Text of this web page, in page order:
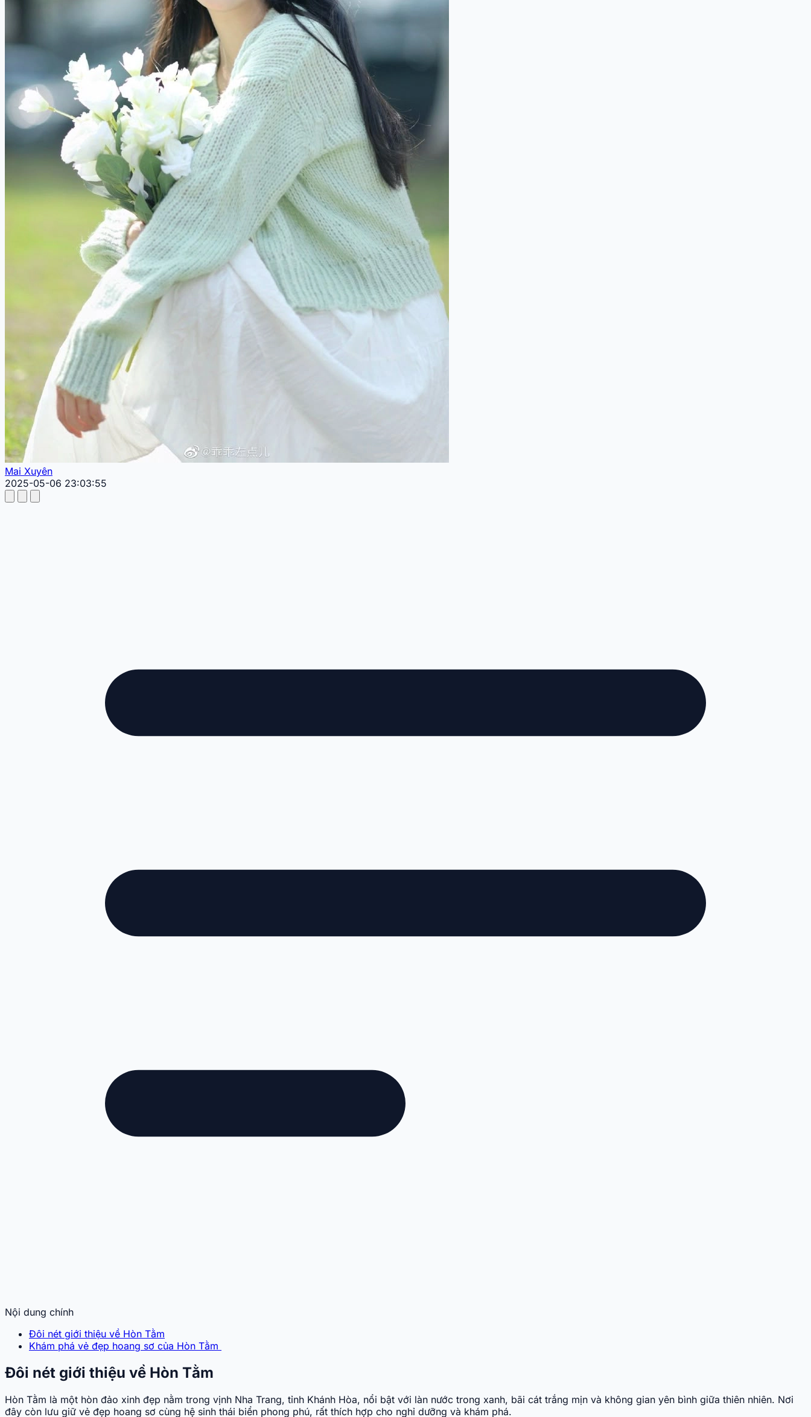
Mai Xuyên
2025-05-06 23:03:55
Nội dung chính
Đôi nét giới thiệu về Hòn Tằm
Khám phá vẻ đẹp hoang sơ của Hòn Tằm
Đôi nét giới thiệu về Hòn Tằm
Hòn Tằm là một hòn đảo xinh đẹp nằm trong vịnh Nha Trang, tỉnh Khánh Hòa, nổi bật với làn nước trong xanh, bãi cát trắng mịn và không gian yên bình giữa thiên nhiên. Nơi
đây còn lưu giữ vẻ đẹp hoang sơ cùng hệ sinh thái biển phong phú, rất thích hợp cho nghỉ dưỡng và khám phá.